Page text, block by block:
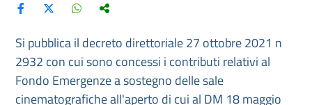
Si pubblica il decreto direttoriale 27 ottobre 2021 n
2932 con cui sono concessi i contributi relativi al
Fondo Emergenze a sostegno delle sale
cinematografiche all'aperto di cui al DM 18 maggio